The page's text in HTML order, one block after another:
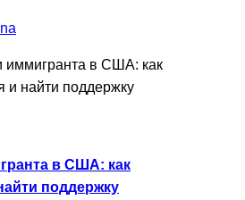
в США: как
поддержку